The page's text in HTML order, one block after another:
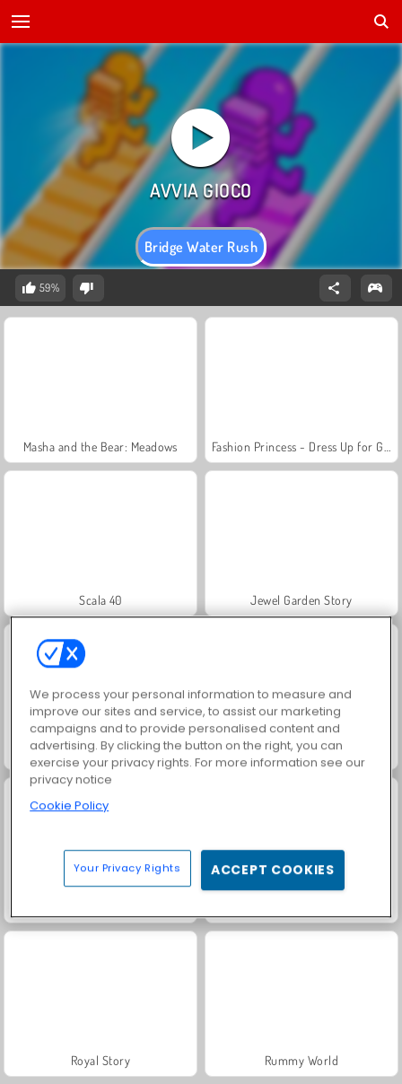
Bridge Water Rush
59%
Masha and the Bear: Meadows
Scala 40 Jewel Garden Story
Farm Merge Valley Juice Merge
Royal Story Rummy World
We process your personal information to measure and
improve our sites and service, to assist our marketing
campaigns and to provide personalised content and
advertising. By clicking the button on the right, you can
exercise your privacy rights. For more information see our
privacy notice
Cookie Policy
Your Privacy Rights ACCEPT COOKIES